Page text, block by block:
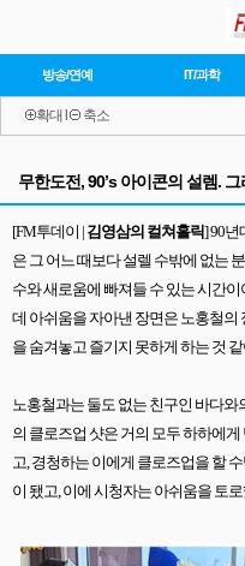
방송/연예 IT/과학
확대 축소
무한도전, 90’s 아이콘의 설렘. 그
[FM투데이 | 김영삼의 컬쳐홀릭] 90년
은 그 어느 때보다 설렐 수밖에 없는
수와 새로움에 빠져들 수 있는 시간
데 아쉬움을 자아낸 장면은 노홍철의
을 숨겨놓고 즐기지 못하게 하는 것
노홍철과는 둘도 없는 친구인 바다
의 클로즈업 샷은 거의 모두 하하에게
고,경청하는 이에게 클로즈업을 할
이 됐고,이에 시청자는 아쉬움을 토